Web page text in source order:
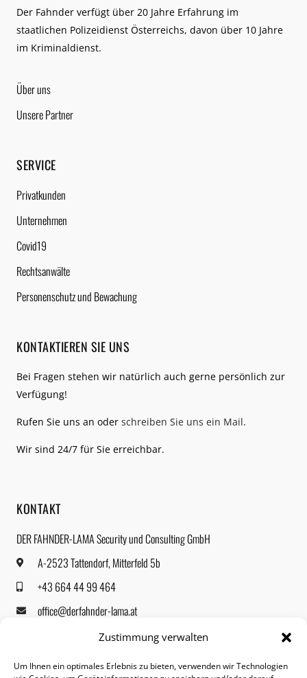
Zustimmung verwalten
Um Ihnen ein optimales Erlebnis zu bieten, verwenden wir Technologien
Der Fahnder verfügt über 20 Jahre Erfahrung im
staatlichen Polizeidienst Österreichs, davon über 10 Jahre
im Kriminaldienst.
Über uns
Unsere Partner
SERVICE
Privatkunden
Unternehmen
Covid19
Rechtsanwälte
Personenschutz und Bewachung
KONTAKTIEREN SIE UNS
Bei Fragen stehen wir natürlich auch gerne persönlich zur
Verfügung!
Rufen Sie uns an oder schreiben Sie uns ein Mail.
Wir sind 24/7 für Sie erreichbar.
KONTAKT
DER FAHNDER-LAMA Security und Consulting GmbH
A-2523 Tattendorf, Mitterfeld 5b
+43 664 44 99 464
office@derfahnder-lama.at